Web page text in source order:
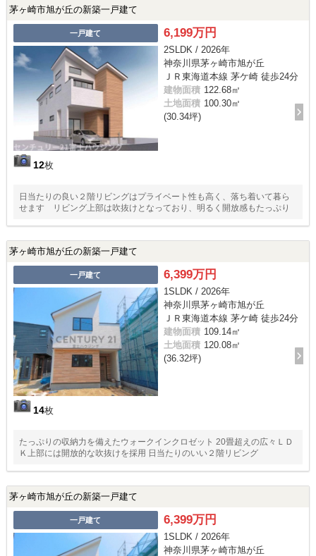
茅ヶ崎市旭が丘の新築一戸建て
一戸建て
12枚
6,199万円
2SLDK / 2026年
神奈川県茅ヶ崎市旭が丘
ＪＲ東海道本線 茅ケ崎 徒歩24分
建物面積 122.68㎡
土地面積 100.30㎡
(30.34坪)
日当たりの良い２階リビングはプライベート性も高く、落ち着いて暮ら
せます リビング上部は吹抜けとなっており、明るく開放感もたっぷり
茅ヶ崎市旭が丘の新築一戸建て
一戸建て
14枚
6,399万円
1SLDK / 2026年
神奈川県茅ヶ崎市旭が丘
ＪＲ東海道本線 茅ケ崎 徒歩24分
建物面積 109.14㎡
土地面積 120.08㎡
(36.32坪)
たっぷりの収納力を備えたウォークインクロゼット 20畳超えの広々ＬＤ
Ｋ上部には開放的な吹抜けを採用 日当たりのいい２階リビング
茅ヶ崎市旭が丘の新築一戸建て
一戸建て 6,399万円
1SLDK / 2026年
神奈川県茅ヶ崎市旭が丘